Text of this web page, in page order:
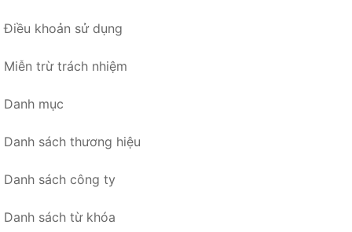
Điều khoản sử dụng
Miễn trừ trách nhiệm
Danh mục
Danh sách thương hiệu
Danh sách công ty
Danh sách từ khóa